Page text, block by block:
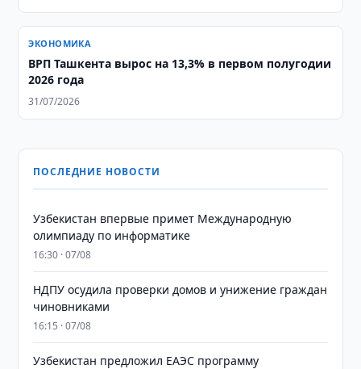
ЭКОНОМИКА
ВРП Ташкента вырос на 13,3% в первом полугодии
2026 года
31/07/2026
ПОСЛЕДНИЕ НОВОСТИ
Узбекистан впервые примет Международную
олимпиаду по информатике
16:30 · 07/08
НДПУ осудила проверки домов и унижение граждан
чиновниками
16:15 · 07/08
Узбекистан предложил ЕАЭС программу